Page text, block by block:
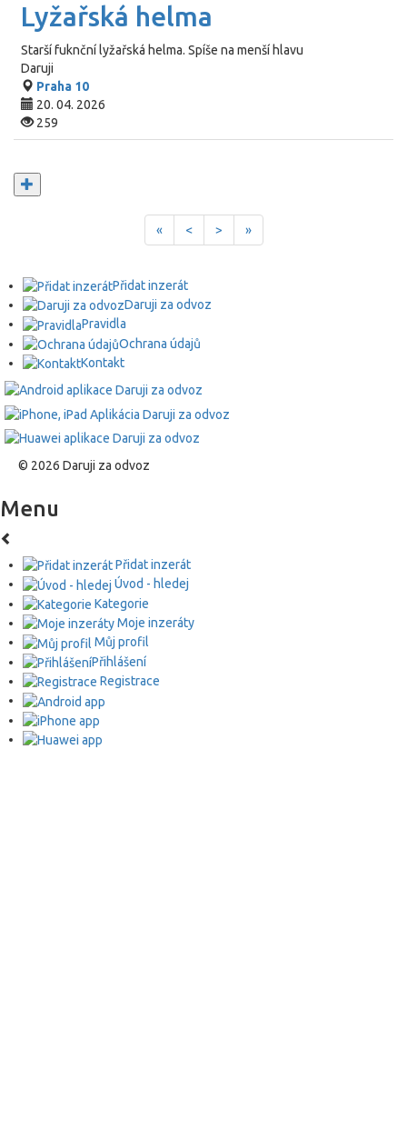
Lyžařská helma
Starší fuknční lyžařská helma. Spíše na menší hlavu
Daruji
Praha 10
20. 04. 2026
259
« < > »
Přidat inzerát
Daruji za odvoz
Pravidla
Ochrana údajů
Kontakt
© 2026 Daruji za odvoz
Menu
Přidat inzerát
Úvod - hledej
Kategorie
Moje inzeráty
Můj profil
Přihlášení
Registrace